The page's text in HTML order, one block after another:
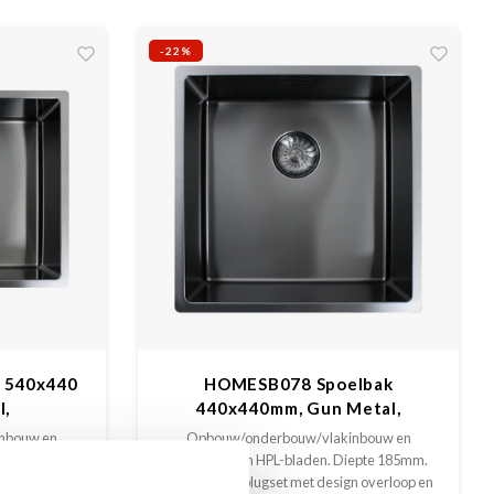
540x440
en
-22%
HOMESB078 Spoelbak
440x440mm, Gun Metal,
Opbouw/onderbouw/vlakinbouw
Opbouw/onderbouw/vlakinbouw en
vlakinbouw in HPL-bladen. Diepte 185mm.
Inclusief korfplugset met design overloop en